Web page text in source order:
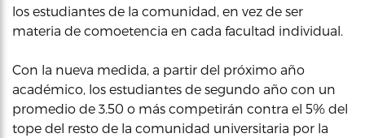
los estudiantes de la comunidad, en vez de ser
materia de comoetencia en cada facultad individual.
Con la nueva medida, a partir del próximo año
académico, los estudiantes de segundo año con un
promedio de 3.50 o más competirán contra el 5% del
tope del resto de la comunidad universitaria por la